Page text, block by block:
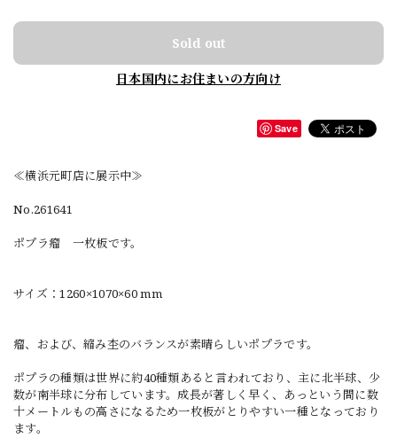
Sold out
日本国内にお住まいの方向け
Save
≪横浜元町店に展示中≫
No.261641
ポプラ瘤 一枚板です。
サイズ：1260×1070×60 mm
瘤、および、縮み杢のバランスが素晴らしいポプラです。
ポプラの種類は世界に約40種類あると言われており、主に北半球、少
数が南半球に分布しています。成長が著しく早く、あっという間に数
十メートルもの高さになるため一枚板がとりやすい一種となっており
ます。